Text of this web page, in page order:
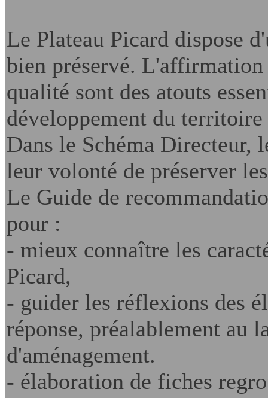
Le Plateau Picard dispose
bien préservé.
qualité sont des atouts
développement du territoire
Dans le Schéma Directeur,
leur volonté de préserver
Le Guide de
pour :
- mieux connaître les
Picard,
- guider les réflexions des
réponse, préalablement au
d'aménagement.
- élaboration de fiches